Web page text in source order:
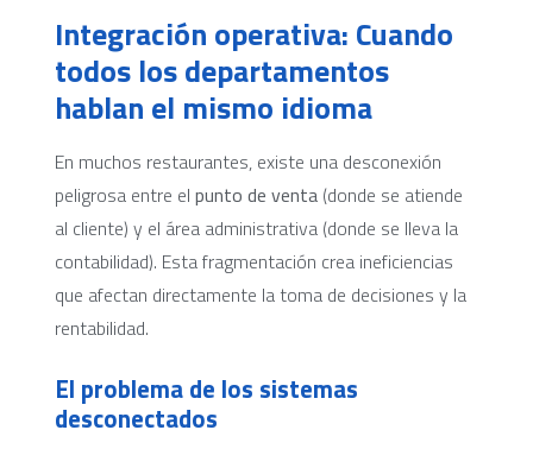
Integración operativa: Cuando
todos los departamentos
hablan el mismo idioma
En muchos restaurantes, existe una desconexión
peligrosa entre el punto de venta (donde se atiende
al cliente) y el área administrativa (donde se lleva la
contabilidad). Esta fragmentación crea ineficiencias
que afectan directamente la toma de decisiones y la
rentabilidad.
El problema de los sistemas
desconectados